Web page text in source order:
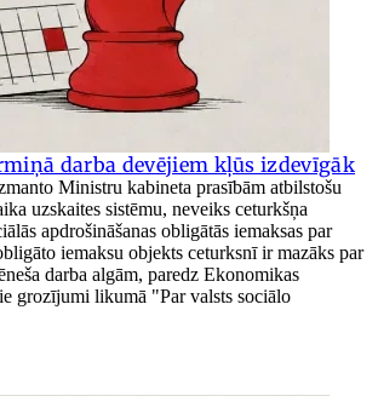
darba devējiem kļūs izdevīgāk
Ministru kabineta prasībām atbilstošu
uzskaites sistēmu, neveiks ceturkšņa
apdrošināšanas obligātās iemaksas par
iemaksu objekts ceturksnī ir mazāks par
darba algām, paredz Ekonomikas
grozījumi likumā "Par valsts sociālo